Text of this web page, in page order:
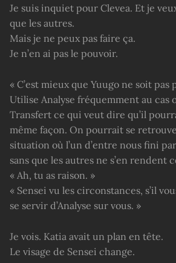
Je suis inquiet pour Clevea. Et je
que les autres.
Mais je ne peux pas faire ça.
Je n’en ai pas le pouvoir.
« C’est mieux que Yuugo ne soit pas
Utilise Analyse fréquemment au cas
Transfert ce qui veut dire qu’il
même façon. On pourrait se
situation où l’un d’entre nous fini
sans que les autres ne s’en rendent
« Ah, tu as raison. »
« Sensei vu les circonstances, s’il
se servir d’Analyse sur vous. »
Je vois. Katia avait un plan en tête.
Le visage de Sensei change.